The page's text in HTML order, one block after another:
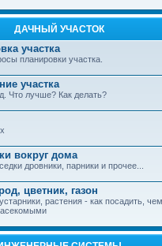
ДАЧНЫЙ УЧАСТОК
участка
планировки участка.
участка
Что лучше? Как делать?
вокруг дома
дровники, парники и прочее...
цветник, газон
растения - как посадить,